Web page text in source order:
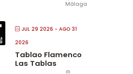
Málaga
JUL 29 2026 - AGO 31
2026
Tablao Flamenco
Las Tablas